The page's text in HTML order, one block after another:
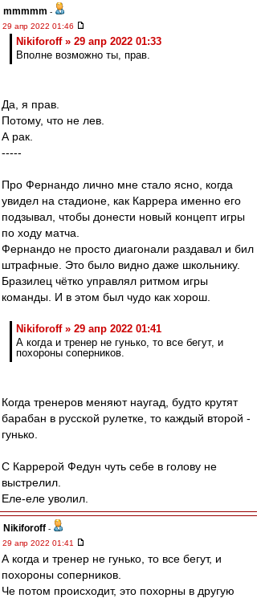
mmmmm -
29 апр 2022 01:46
Nikiforoff » 29 апр 2022 01:33
Вполне возможно ты, прав.
Да, я прав.
Потому, что не лев.
А рак.
-----
Про Фернандо лично мне стало ясно, когда
увидел на стадионе, как Каррера именно его
подзывал, чтобы донести новый концепт игры
по ходу матча.
Фернандо не просто диагонали раздавал и бил
штрафные. Это было видно даже школьнику.
Бразилец чётко управлял ритмом игры
команды. И в этом был чудо как хорош.
Nikiforoff » 29 апр 2022 01:41
А когда и тренер не гунько, то все бегут, и
похороны соперников.
Когда тренеров меняют наугад, будто крутят
барабан в русской рулетке, то каждый второй -
гунько.
С Каррерой Федун чуть себе в голову не
выстрелил.
Еле-еле уволил.
Nikiforoff -
29 апр 2022 01:41
А когда и тренер не гунько, то все бегут, и
похороны соперников.
Че потом происходит, это похорны в другую